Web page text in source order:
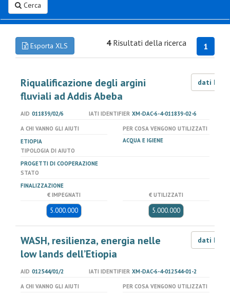
Cerca
Esporta XLS 1
4Risultati della ricerca
Riqualificazione degli argini
fluviali ad Addis Abeba
dati LOD
AID 011839/02/6 IATI IDENTIFIER XM-DAC-6-4-011839-02-6
A CHI VANNO GLI AIUTI
ETIOPIA
PER COSA VENGONO UTILIZZATI
ACQUA E IGIENE
TIPOLOGIA DI AIUTO
PROGETTI DI COOPERAZIONE
STATO
FINALIZZAZIONE
€ IMPEGNATI
5.000.000
€ UTILIZZATI
5.000.000
WASH, resilienza, energia nelle
low lands dell’Etiopia
dati LOD
AID 012544/01/2 IATI IDENTIFIER XM-DAC-6-4-012544-01-2
A CHI VANNO GLI AIUTI
PER COSA VENGONO UTILIZZATI